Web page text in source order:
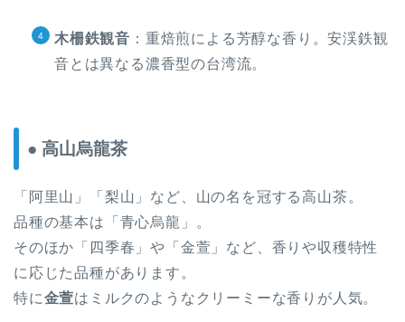
木柵鉄観音 ：重焙煎による芳醇な香り。安渓鉄観
音とは異なる濃香型の台湾流。
● 高山烏龍茶
「阿里山」「梨山」など、山の名を冠する高山茶。
品種の基本は「青心烏龍」。
そのほか「四季春」や「金萱」など、香りや収穫特性
に応じた品種があります。
特に金萱はミルクのようなクリーミーな香りが人気。